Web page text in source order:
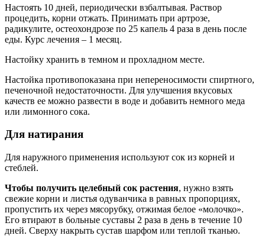
Настоять 10 дней, периодически взбалтывая. Раствор
процедить, корни отжать. Принимать при артрозе,
радикулите, остеохондрозе по 25 капель 4 раза в день после
еды. Курс лечения – 1 месяц.
Настойку хранить в темном и прохладном месте.
Настойка противопоказана при непереносимости спиртного,
печеночной недостаточности. Для улучшения вкусовых
качеств ее можно развести в воде и добавить немного меда
или лимонного сока.
Для натирания
Для наружного применения используют сок из корней и
стеблей.
Чтобы получить целебный сок растения, нужно взять
свежие корни и листья одуванчика в равных пропорциях,
пропустить их через мясорубку, отжимая белое «молочко».
Его втирают в больные суставы 2 раза в день в течение 10
дней. Сверху накрыть сустав шарфом или теплой тканью.